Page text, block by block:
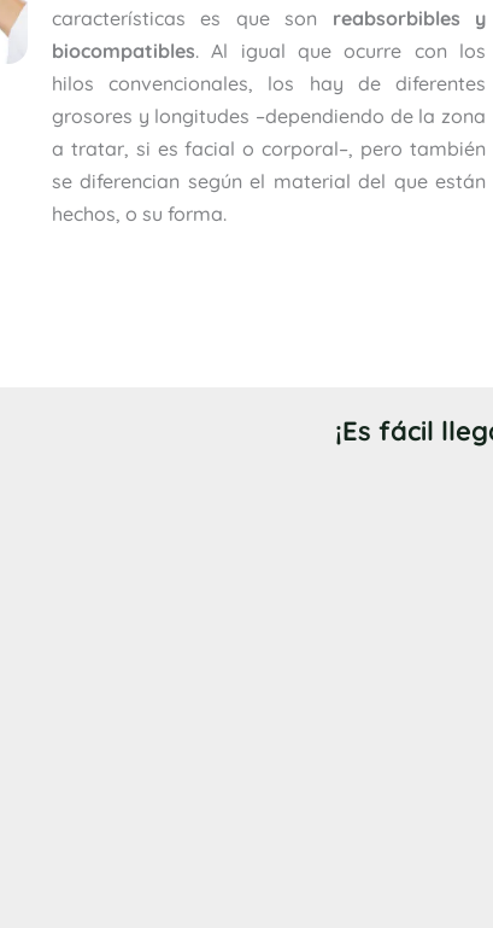
características es que son reabsorbibles y
biocompatibles. Al igual que ocurre con los
hilos convencionales, los hay de diferentes
grosores y longitudes –dependiendo de la zona
a tratar, si es facial o corporal–, pero también
se diferencian según el material del que están
hechos, o su forma.
¡Es fácil